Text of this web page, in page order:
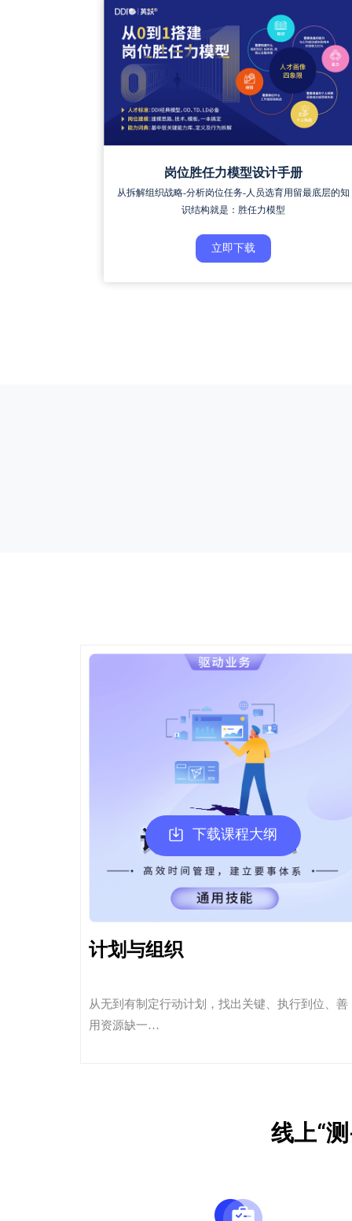
岗位胜任力模型设计手册
从拆解组织战略-分析岗位任务-人员选育用留最底层的知
识结构就是：胜任力模型
立即下载
下载课程大纲
计划与组织
从无到有制定行动计划，找出关键、执行到位、善
用资源缺一…
线上“